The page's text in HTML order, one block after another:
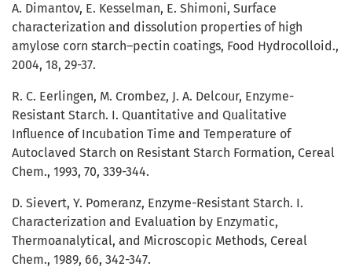
A. Dimantov, E. Kesselman, E. Shimoni, Surface
characterization and dissolution properties of high
amylose corn starch–pectin coatings, Food Hydrocolloid.,
2004, 18, 29-37.
R. C. Eerlingen, M. Crombez, J. A. Delcour, Enzyme-
Resistant Starch. I. Quantitative and Qualitative
Influence of Incubation Time and Temperature of
Autoclaved Starch on Resistant Starch Formation, Cereal
Chem., 1993, 70, 339-344.
D. Sievert, Y. Pomeranz, Enzyme-Resistant Starch. I.
Characterization and Evaluation by Enzymatic,
Thermoanalytical, and Microscopic Methods, Cereal
Chem., 1989, 66, 342-347.